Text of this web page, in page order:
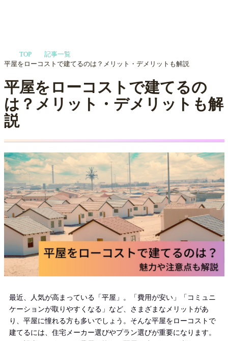
TOP
記事一覧
平屋をローコストで建てるのは？メリット・デメリットも解説
平屋をローコストで建てるの
は？メリット・デメリットも解
説
最近、人気が高まっている「平屋」。「費用が安い」「コミュニ
ケーションが取りやすくなる」など、さまざまなメリットがあ
り、平屋に憧れる方も多いでしょう。そんな平屋をローコストで
建てるには、住宅メーカー選びやプラン選びが重要になります。